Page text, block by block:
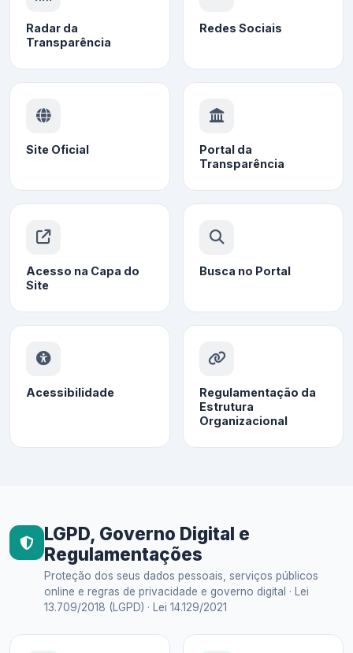
Radar da
Transparência
Redes Sociais
Site Oficial
Portal da
Transparência
Acesso na Capa do
Site
Busca no Portal
Acessibilidade
Regulamentação da
Estrutura
Organizacional
LGPD, Governo Digital e
Regulamentações
Proteção dos seus dados pessoais, serviços públicos
online e regras de privacidade e governo digital · Lei
13.709/2018 (LGPD) · Lei 14.129/2021